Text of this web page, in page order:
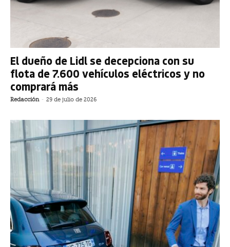
El dueño de Lidl se decepciona con su
flota de 7.600 vehículos eléctricos y no
comprará más
Redacción - 29 de julio de 2026